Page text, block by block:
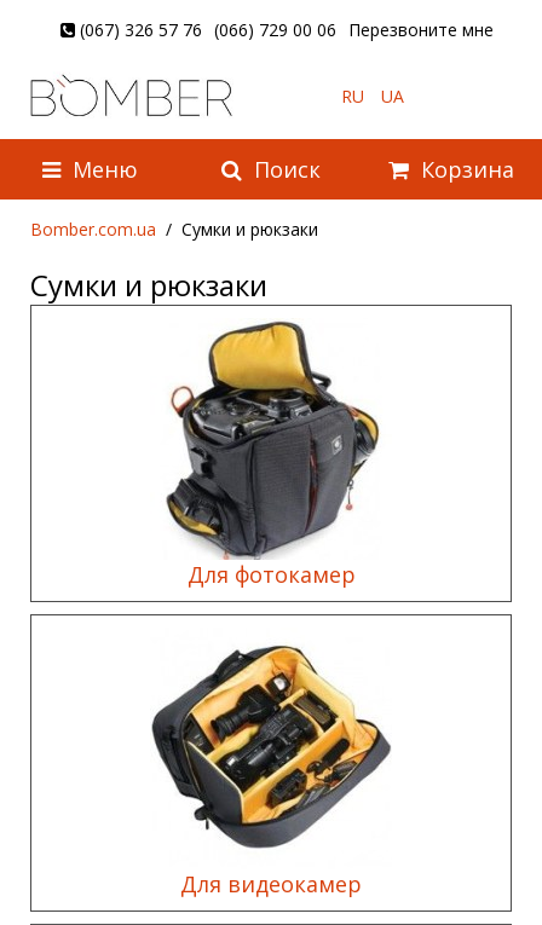
(067) 326 57 76 (066) 729 00 06 Перезвоните мне
RU UA
Меню Поиск Корзина
Bomber.com.ua Сумки и рюкзаки
Сумки и рюкзаки
Для фотокамер
Для видеокамер